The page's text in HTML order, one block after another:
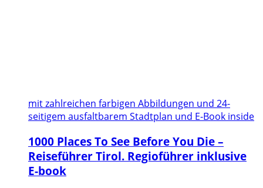
mit zahlreichen farbigen Abbildungen und 24-
seitigem ausfaltbarem Stadtplan und E-Book inside
1000 Places To See Before You Die –
Reiseführer Tirol. Regioführer inklusive
E-book